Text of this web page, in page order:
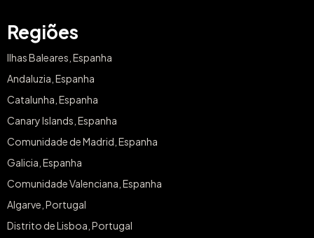
Regiões
Ilhas Baleares, Espanha
Andaluzia, Espanha
Catalunha, Espanha
Canary Islands, Espanha
Comunidade de Madrid, Espanha
Galicia, Espanha
Comunidade Valenciana, Espanha
Algarve, Portugal
Distrito de Lisboa, Portugal